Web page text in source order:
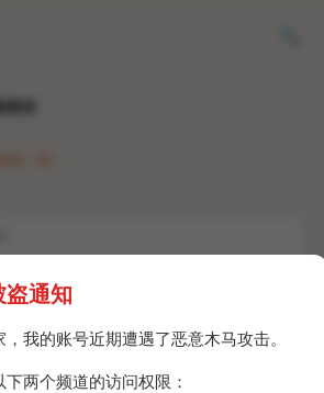
道
那个验证花里胡哨的，dll逆
找到突破口，想玩bedrock edition的
，要么玩安卓破解版，实在是没办
通知
我的账号近期遭遇了恶意木马攻击。
下两个频道的访问权限：